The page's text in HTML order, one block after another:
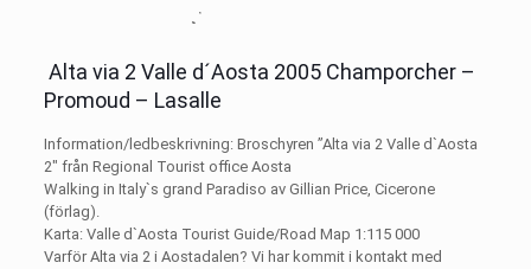
Alta via 2 Valle d´Aosta 2005 Champorcher –
Promoud – Lasalle
Information/ledbeskrivning: Broschyren ”Alta via 2 Valle d`Aosta
2″ från Regional Tourist office Aosta
Walking in Italy`s grand Paradiso av Gillian Price, Cicerone
(förlag).
Karta: Valle d`Aosta Tourist Guide/Road Map 1:115 000
Varför Alta via 2 i Aostadalen? Vi har kommit i kontakt med